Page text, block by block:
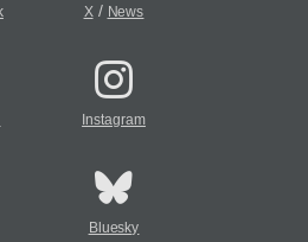
X/ News
Instagram
Bluesky